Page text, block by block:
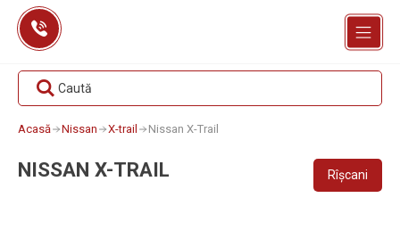
Skip
content
Caută
Acasă Nissan X-trail Nissan X-Trail
NISSAN X-TRAIL Rîșcani